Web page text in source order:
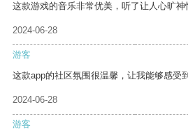
这款游戏的音乐非常优美，听了让人心旷神
2024-06-28
游客
这款app的社区氛围很温馨，让我能够感受
2024-06-28
游客